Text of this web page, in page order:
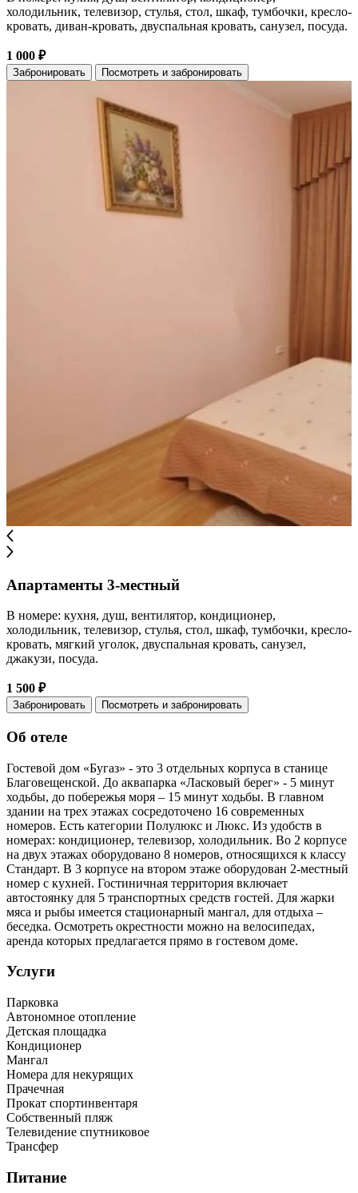
холодильник, телевизор, стулья, стол, шкаф, тумбочки, кресло-
кровать, диван-кровать, двуспальная кровать, санузел, посуда.
1 000 ₽
Забронировать Посмотреть и забронировать
Апартаменты 3-местный
В номере: кухня, душ, вентилятор, кондиционер,
холодильник, телевизор, стулья, стол, шкаф, тумбочки, кресло-
кровать, мягкий уголок, двуспальная кровать, санузел,
джакузи, посуда.
1 500 ₽
Забронировать Посмотреть и забронировать
Об отеле
Гостевой дом «Бугаз» - это 3 отдельных корпуса в станице
Благовещенской. До аквапарка «Ласковый берег» - 5 минут
ходьбы, до побережья моря – 15 минут ходьбы. В главном
здании на трех этажах сосредоточено 16 современных
номеров. Есть категории Полулюкс и Люкс. Из удобств в
номерах: кондиционер, телевизор, холодильник. Во 2 корпусе
на двух этажах оборудовано 8 номеров, относящихся к классу
Стандарт. В 3 корпусе на втором этаже оборудован 2-местный
номер с кухней. Гостиничная территория включает
автостоянку для 5 транспортных средств гостей. Для жарки
мяса и рыбы имеется стационарный мангал, для отдыха –
беседка. Осмотреть окрестности можно на велосипедах,
аренда которых предлагается прямо в гостевом доме.
Услуги
Парковка
Автономное отопление
Детская площадка
Кондиционер
Мангал
Номера для некурящих
Прачечная
Прокат спортинвентаря
Собственный пляж
Телевидение спутниковое
Трансфер
Питание